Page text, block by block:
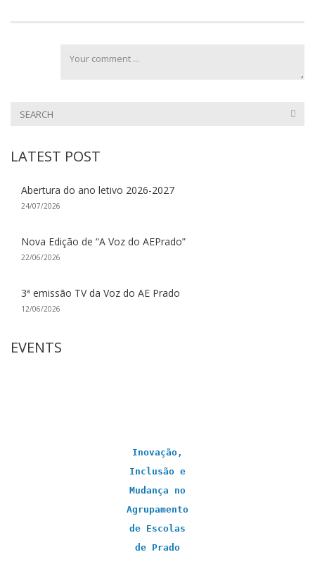
LATEST POST
Abertura do ano letivo 2026-2027
24/07/2026
Nova Edição de “A Voz do AEPrado”
22/06/2026
3ª emissão TV da Voz do AE Prado
12/06/2026
EVENTS
Inovação,
Inclusão e
Mudança no
Agrupamento
de Escolas
de Prado